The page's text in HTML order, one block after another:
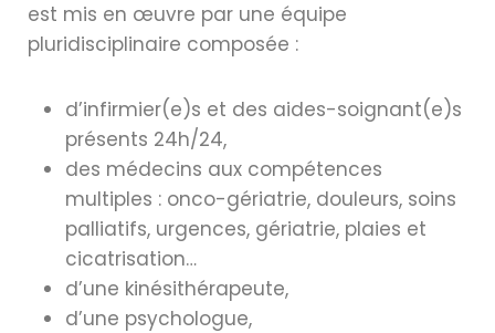
est mis en œuvre par une équipe
pluridisciplinaire composée :
d’infirmier(e)s et des aides-soignant(e)s
présents 24h/24,
des médecins aux compétences
multiples : onco-gériatrie, douleurs, soins
palliatifs, urgences, gériatrie, plaies et
cicatrisation…
d’une kinésithérapeute,
d’une psychologue,